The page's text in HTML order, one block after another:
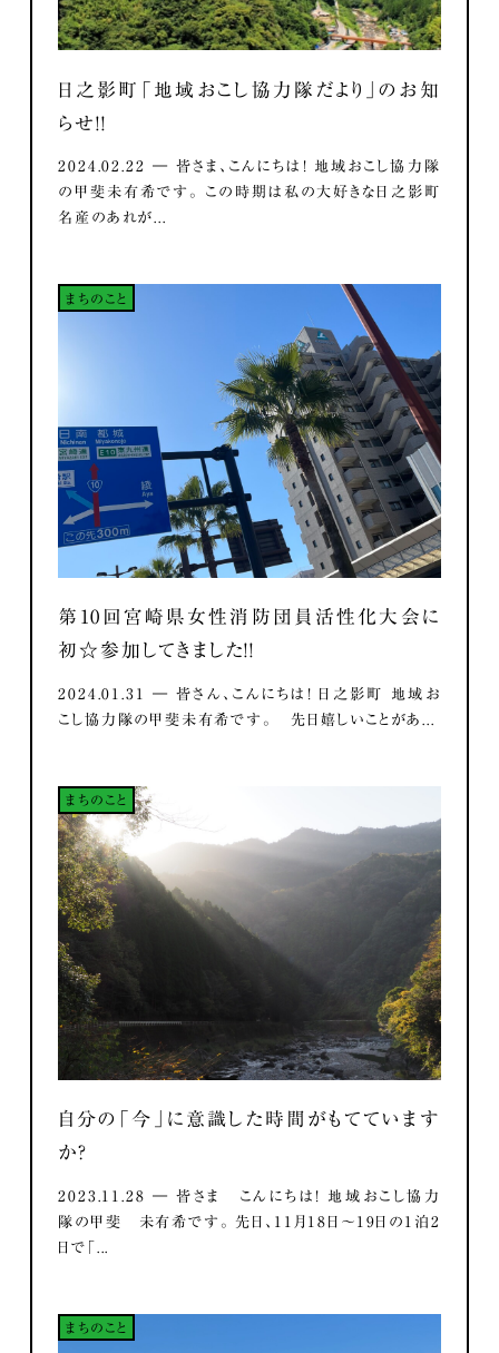
日之影町「地域おこし協力隊だより」のお知
らせ！！
2024.02.22 ― 皆さま、こんにちは！ 地域おこし協力隊
の甲斐未有希です。 この時期は私の大好きな日之影町
名産のあれが...
まちのこと
第10回宮崎県女性消防団員活性化大会に
初☆参加してきました！！
2024.01.31 ― 皆さん、こんにちは！ 日之影町 地域お
こし協力隊の甲斐未有希です。 先日嬉しいことがあ...
まちのこと
自分の「今」に意識した時間がもてています
か？
2023.11.28 ― 皆さま こんにちは！ 地域おこし協力
隊の甲斐 未有希です。 先日、11月18日～19日の1泊2
日で「...
まちのこと